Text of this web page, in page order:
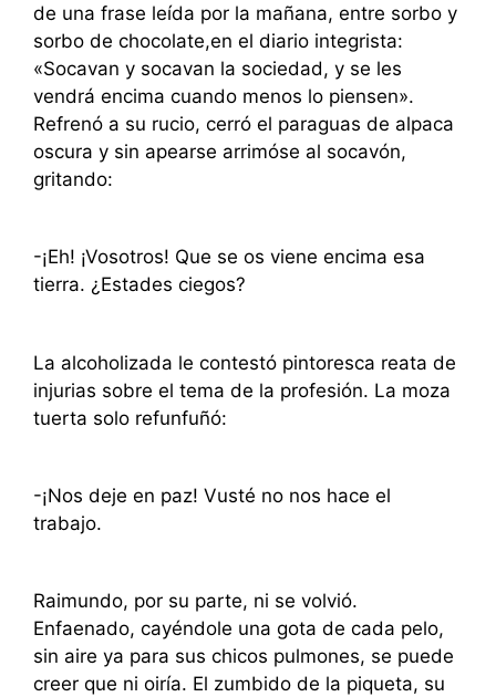
de una frase leída por la mañana, entre sorbo y
sorbo de chocolate,en el diario integrista:
«Socavan y socavan la sociedad, y se les
vendrá encima cuando menos lo piensen».
Refrenó a su rucio, cerró el paraguas de alpaca
oscura y sin apearse arrimóse al socavón,
gritando:
-¡Eh! ¡Vosotros! Que se os viene encima esa
tierra. ¿Estades ciegos?
La alcoholizada le contestó pintoresca reata de
injurias sobre el tema de la profesión. La moza
tuerta solo refunfuñó:
-¡Nos deje en paz! Vusté no nos hace el
trabajo.
Raimundo, por su parte, ni se volvió.
Enfaenado, cayéndole una gota de cada pelo,
sin aire ya para sus chicos pulmones, se puede
creer que ni oiría. El zumbido de la piqueta, su